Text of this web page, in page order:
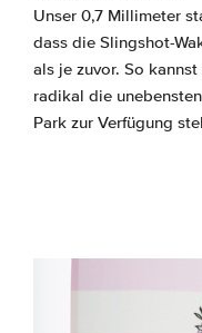
Unser 0,7 Millimeter
dass die Slingshot-
als je zuvor. So
radikal die
Park zur Verfügung